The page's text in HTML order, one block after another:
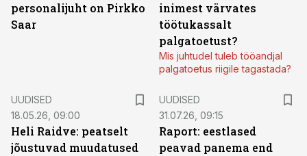
personalijuht on Pirkko
Saar
inimest värvates
töötukassalt
palgatoetust?
Mis juhtudel tuleb tööandjal
palgatoetus riigile tagastada?
UUDISED
18.05.26, 09:00
Heli Raidve: peatselt
jõustuvad muudatused
UUDISED
31.07.26, 09:15
Raport: eestlased
peavad panema end